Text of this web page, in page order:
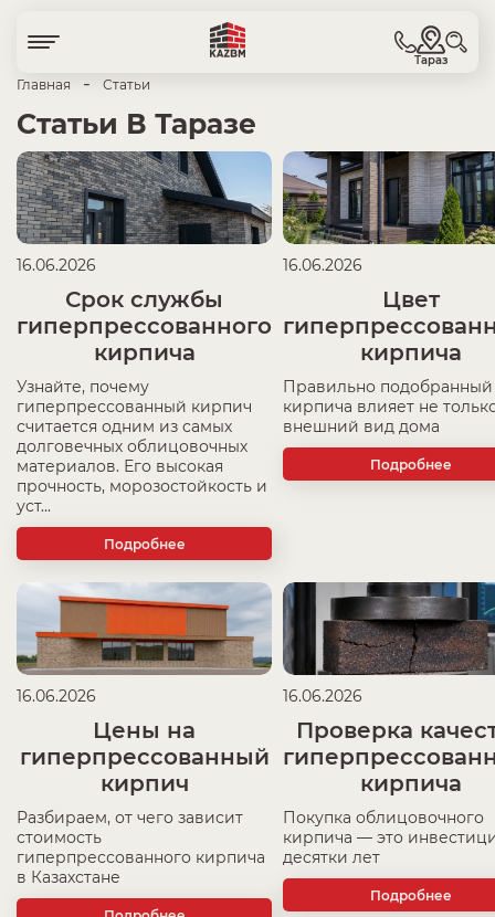
Тараз
Главная - Статьи
Статьи В Таразе
16.06.2026
Срок службы
гиперпрессованного
кирпича
Узнайте, почему
гиперпрессованный кирпич
считается одним из самых
долговечных облицовочных
материалов. Его высокая
прочность, морозостойкость и
уст...
Подробнее
16.06.2026
Цвет
кирпича
Правильно подобранный
кирпича влияет не
внешний вид дома
Подробнее
16.06.2026
Цены на
гиперпрессованный
кирпич
Разбираем, от чего зависит
стоимость
гиперпрессованного кирпича
в Казахстане
16.06.2026
Проверка
кирпича
Покупка облицовочного
кирпича — это
десятки лет
Подробнее